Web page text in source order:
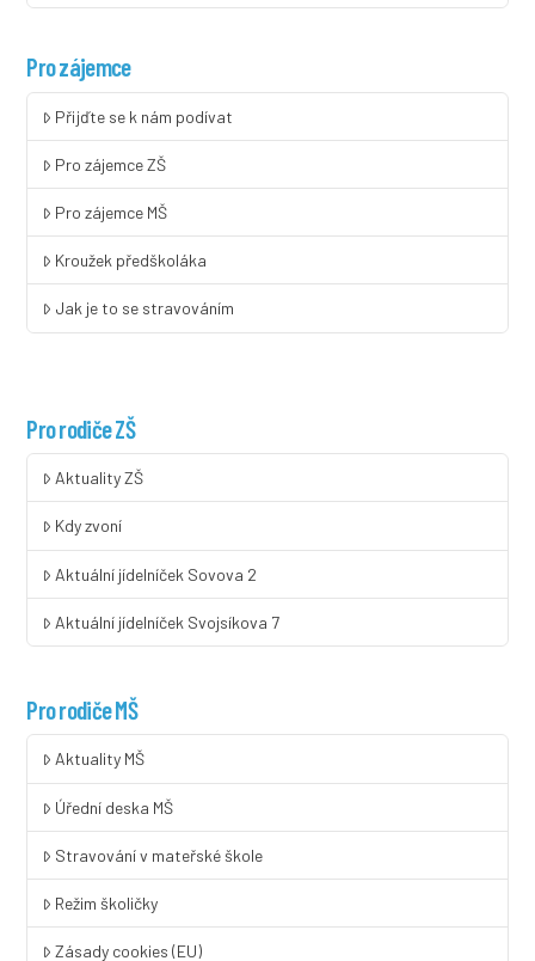
Pro zájemce
Přijďte se k nám podívat
Pro zájemce ZŠ
Pro zájemce MŠ
Kroužek předškoláka
Jak je to se stravováním
Pro rodiče ZŠ
Aktuality ZŠ
Kdy zvoní
Aktuální jídelníček Sovova 2
Aktuální jídelníček Svojsíkova 7
Pro rodiče MŠ
Aktuality MŠ
Úřední deska MŠ
Stravování v mateřské škole
Režim školičky
Zásady cookies (EU)